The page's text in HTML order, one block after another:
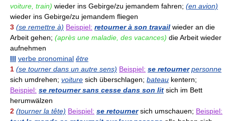
voiture, train) wieder ins Gebirge/zu jemandem fahren; (en avion)
wieder ins Gebirge/zu jemandem fliegen
3 (se remettre à) Beispiel: retourner à son travail wieder an die
Arbeit gehen; (après une maladie, des vacances) die Arbeit wieder
aufnehmen
III verbe pronominal être
1 (se tourner dans un autre sens) Beispiel: se retourner personne
sich umdrehen; voiture sich überschlagen; bateau kentern;
Beispiel: se retourner sans cesse dans son lit sich im Bett
herumwälzen
2 (tourner la tête) Beispiel: se retournersich umschauen; Beispiel: